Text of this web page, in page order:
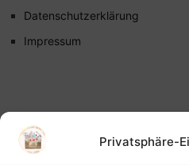
Privatsphäre-
Datenschutzerklärung
Impressum